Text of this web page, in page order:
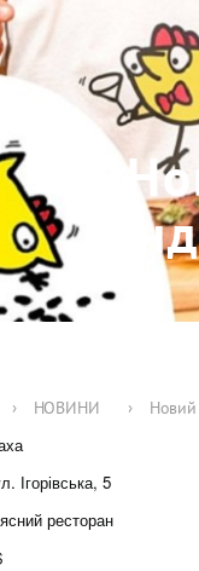
› НОВИНИ ›
Новий
Ігорівська, 5
ресторан